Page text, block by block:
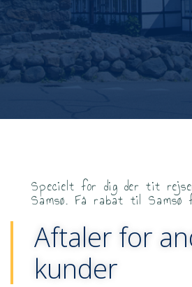
Specielt for dig der tit
Samsø. Få rabat til Samsø
Aftaler for
kunder